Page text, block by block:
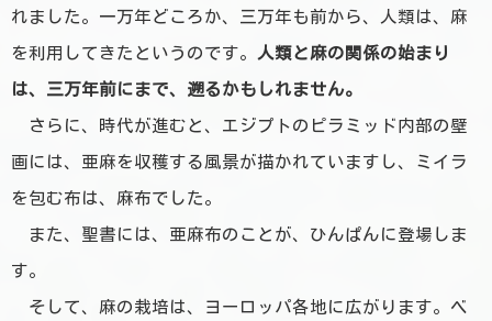
れました。一万年どころか、三万年も前から、人類は、麻
を利用してきたというのです。 人類と麻の関係の始まり
は、三万年前にまで、遡るかもしれません。
さらに、時代が進むと、エジプトのピラミッド内部の壁
画には、亜麻を収穫する風景が描かれていますし、ミイラ
を包む布は、麻布でした。
また、聖書には、亜麻布のことが、ひんぱんに登場しま
す。
そして、麻の栽培は、ヨーロッパ各地に広がります。ベ